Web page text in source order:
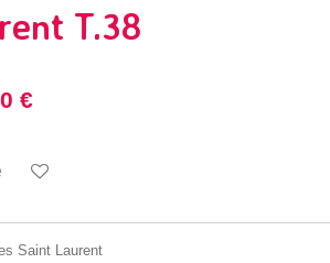
T.38
€
Saint Laurent